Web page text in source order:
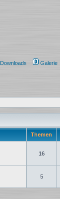
Downloads Galerie
Themen
16
5